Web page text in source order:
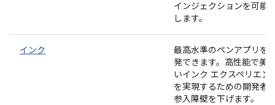
インジェクションを可能
します。
インク
最高水準のペンアプリを
発できます。高性能で美
いインク エクスペリエン
を実現するための開発者
参入障壁を下げます。